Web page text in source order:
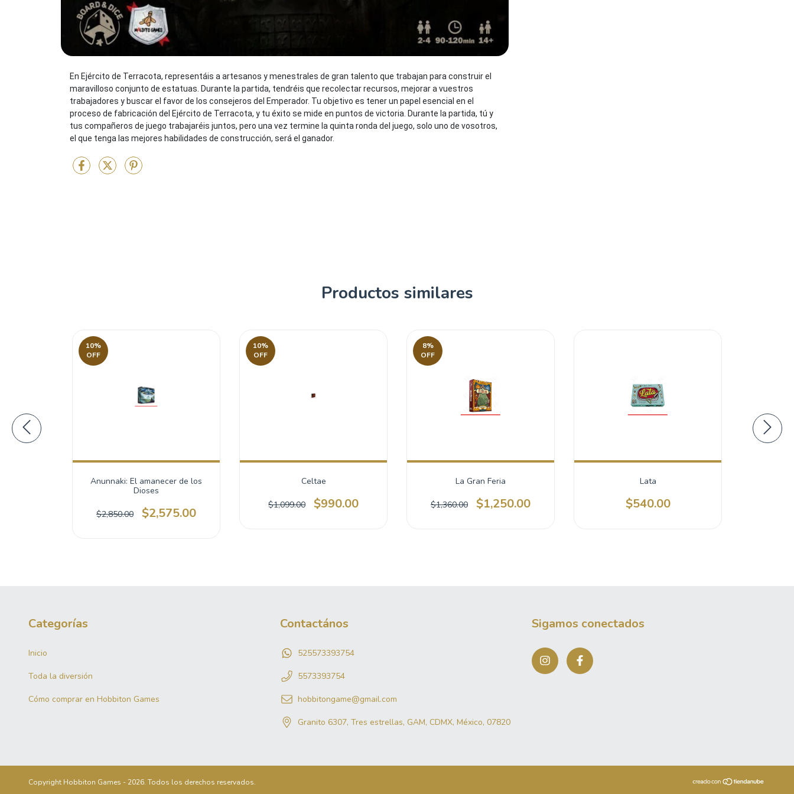
En Ejército de Terracota, representáis a artesanos y menestrales de gran talento que trabajan para construir el
maravilloso conjunto de estatuas. Durante la partida, tendréis que recolectar recursos, mejorar a vuestros
trabajadores y buscar el favor de los consejeros del Emperador. Tu objetivo es tener un papel esencial en el
proceso de fabricación del Ejército de Terracota, y tu éxito se mide en puntos de victoria. Durante la partida, tú y
tus compañeros de juego trabajaréis juntos, pero una vez termine la quinta ronda del juego, solo uno de vosotros,
el que tenga las mejores habilidades de construcción, será el ganador.
Productos similares
10%
OFF
Anunnaki: El amanecer de los
Dioses
$2,850.00 $2,575.00
10%
OFF
Celtae
$1,099.00 $990.00
8%
OFF
La Gran Feria
$1,360.00 $1,250.00
Lata
$540.00
Categorías
Inicio
Toda la diversión
Cómo comprar en Hobbiton Games
Contactános
525573393754
5573393754
hobbitongame@gmail.com
Granito 6307, Tres estrellas, GAM, CDMX, México, 07820
Sigamos conectados
Copyright Hobbiton Games - 2026. Todos los derechos reservados.